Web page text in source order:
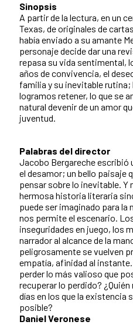
Sinopsis
A partir de la lectura, en un
Texas, de originales de
había enviado a su amante
personaje decide dar una
repasa su vida sentimental,
años de convivencia, el
familia y su inevitable rutina;
logramos retener, lo que se
natural devenir de un amor
juventud.
Palabras del director
Jacobo Bergareche escribió
el desamor; un bello paisaje
pensar sobre lo inevitable. Y
hermosa historia literaria
puede ser imaginado para
nos permite el escenario.
inseguridades en juego, los
narrador al alcance de la
peligrosamente se vuelven
empatía, afinidad al
perder lo más valioso que
recuperar lo perdido?
días en los que la existencia
posible?
Daniel Veronese